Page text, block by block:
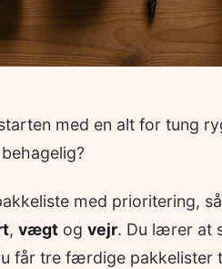
med en alt for tung
med prioritering,
, vægt og vejr. Du lærer at
får tre færdige pakkelister